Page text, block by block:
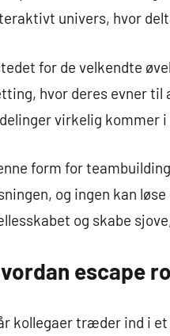
univers, hvor
for de velkendte
hvor deres evner
virkelig kommer i
form for
og ingen kan
og skabe
escape
kollegaer træder ind i